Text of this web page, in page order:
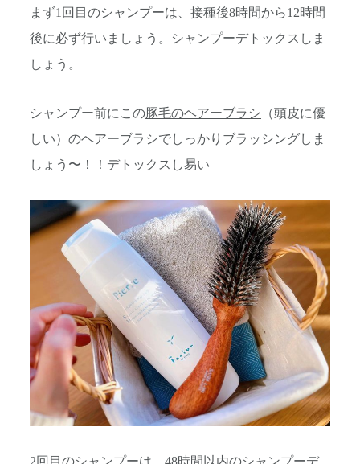
まず1回目のシャンプーは、接種後8時間から12時間
後に必ず行いましょう。シャンプーデトックスしま
しょう。
シャンプー前にこの豚毛のヘアーブラシ （頭皮に優
しい）のヘアーブラシでしっかりブラッシングしま
しょう〜！！デトックスし易い